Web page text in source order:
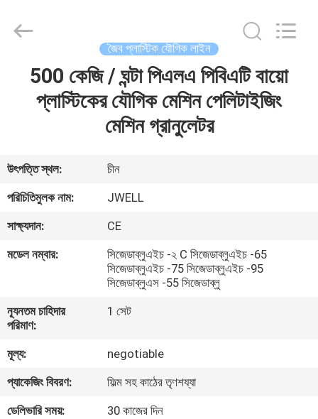
আমাদের
সম্পর্কে
কারখানা
ভ্রমণ
মান
নিয়ন্ত্রণ
যোগাযোগ
করুন
ENVIRONMENTAL
TECHNOLOGY
Reserved.
জৈব প্লাস্টিক যৌগিক লাইন
500 কেজি / ঘন্টা পিএলএ পিবিএটি বায়ো
প্লাস্টিকের যৌগিক মেশিন পেলিটাইজিং
মেশিন গ্রানুলেটর
উৎপত্তি স্থল:
চীন
পরিচিতিমুলক নাম:
JWELL
সাক্ষ্যদান:
CE
মডেল নম্বার:
সিজেডাব্লুএইচ -২ C সিজেডাব্লুএইচ -65
সিজেডাব্লুএইচ -75 সিজেডাব্লুএইচ -95
সিজেডাব্লুএস -55 সিজেডাব্লু
ন্যূনতম চাহিদার
পরিমাণ:
1 সেট
মূল্য:
negotiable
প্যাকেজিং বিবরণ:
ফিল্ম সহ কাঠের তৃণশয্যা
ডেলিভারি সময়:
30 কাজের দিন